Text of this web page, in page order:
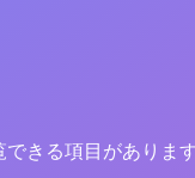
できる項目がありま